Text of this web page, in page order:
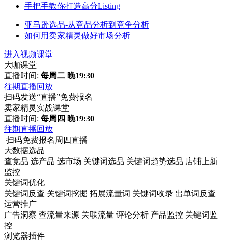
手把手教你打造高分Listing
亚马逊选品-从竞品分析到竞争分析
如何用卖家精灵做好市场分析
进入视频课堂
大咖课堂
直播时间: 每周二 晚19:30
往期直播回放
扫码发送“直播”免费报名
卖家精灵实战课堂
直播时间: 每周四 晚19:30
往期直播回放
扫码免费报名周四直播
大数据选品
查竞品 选产品 选市场 关键词选品 关键词趋势选品 店铺上新
监控
关键词优化
关键词反查 关键词挖掘 拓展流量词 关键词收录 出单词反查
运营推广
广告洞察 查流量来源 关联流量 评论分析 产品监控 关键词监
控
浏览器插件